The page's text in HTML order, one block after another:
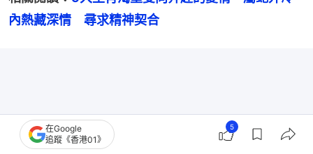
內熱藏深情　尋求精神契合
在Google
追蹤《香港01》
5